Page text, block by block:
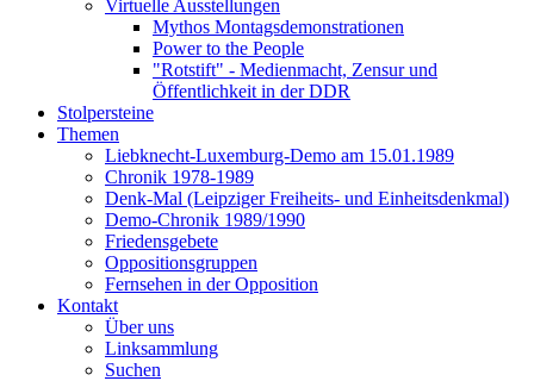
Virtuelle Ausstellungen
Mythos Montagsdemonstrationen
Power to the People
"Rotstift" - Medienmacht, Zensur und
Öffentlichkeit in der DDR
Stolpersteine
Themen
Liebknecht-Luxemburg-Demo am 15.01.1989
Chronik 1978-1989
Denk-Mal (Leipziger Freiheits- und Einheitsdenkmal)
Demo-Chronik 1989/1990
Friedensgebete
Oppositionsgruppen
Fernsehen in der Opposition
Kontakt
Über uns
Linksammlung
Suchen